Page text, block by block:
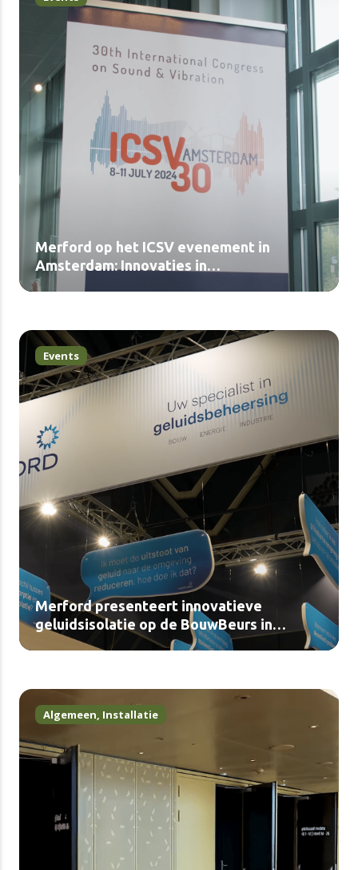
Merford op het ICSV evenement in
Amsterdam: Innovaties in
geluidsbeheersing (video)
Events
Merford presenteert innovatieve
geluidsisolatie op de BouwBeurs in
Utrecht (video)
Algemeen, Installatie